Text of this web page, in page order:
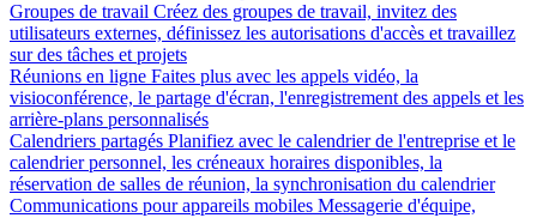
Groupes de travail Créez des groupes de travail, invitez des
utilisateurs externes, définissez les autorisations d'accès et travaillez
sur des tâches et projets
Réunions en ligne Faites plus avec les appels vidéo, la
visioconférence, le partage d'écran, l'enregistrement des appels et les
arrière-plans personnalisés
Calendriers partagés Planifiez avec le calendrier de l'entreprise et le
calendrier personnel, les créneaux horaires disponibles, la
réservation de salles de réunion, la synchronisation du calendrier
Communications pour appareils mobiles Messagerie d'équipe,